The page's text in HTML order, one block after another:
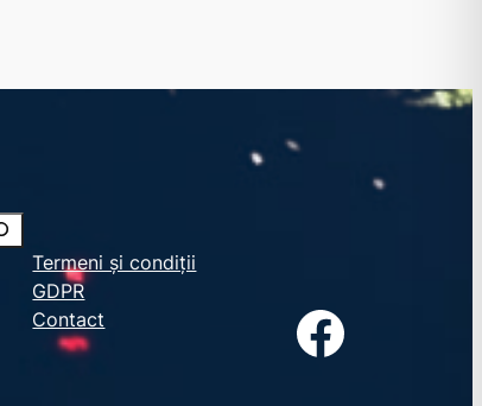
Termeni și condiții
GDPR
Contact
Facebook